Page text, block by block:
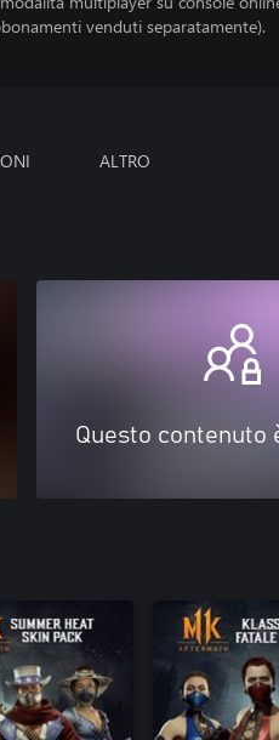
venduti separatamente).
ALTRO
Questo contenuto